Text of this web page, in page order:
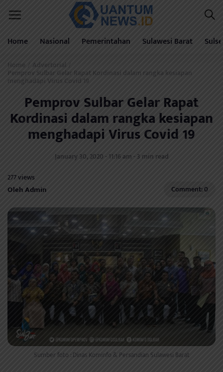
Home Nasional Pemerintahan Sulawesi Barat
Home / Advertorial /
Pemprov Sulbar Gelar Rapat Kordinasi dalam rangka kesiapan
menghadapi Virus Covid 19
Pemprov Sulbar Gelar Rapat
Kordinasi dalam rangka kesiapan
menghadapi Virus Covid 19
January 30, 2020 - 11:16 am - 3 min read
277 views
Oleh Admin Comment: 0
Sumber foto : Dinas Kominfo & Persandian Sulawesi Barat